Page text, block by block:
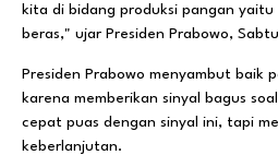
kita di bidang produksi pangan
beras," ujar Presiden Prabowo,
Presiden Prabowo menyambut baik
karena memberikan sinyal bagus
cepat puas dengan sinyal ini, tapi
keberlanjutan.